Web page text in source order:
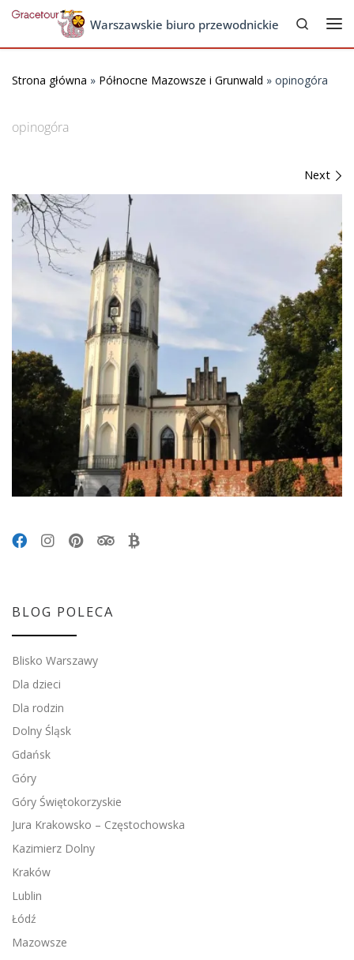
Skip to contentWarszawskie biuro przewodnickie
Search
Strona główna » Północne Mazowsze i Grunwald » opinogóra
opinogóra
Next
BLOG POLECA
Blisko Warszawy
Dla dzieci
Dla rodzin
Dolny Śląsk
Gdańsk
Góry
Góry Świętokorzyskie
Jura Krakowsko – Częstochowska
Kazimierz Dolny
Kraków
Lublin
Łódź
Mazowsze